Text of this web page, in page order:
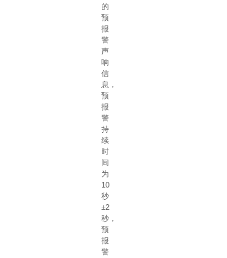
的
预
报
警
声
响
信
息，
预
报
警
持
续
时
间
为
10
秒
±2
秒，
预
报
警